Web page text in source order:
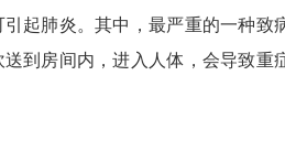
起肺炎。其中，最严重的一种致
到房间内，进入人体，会导致重